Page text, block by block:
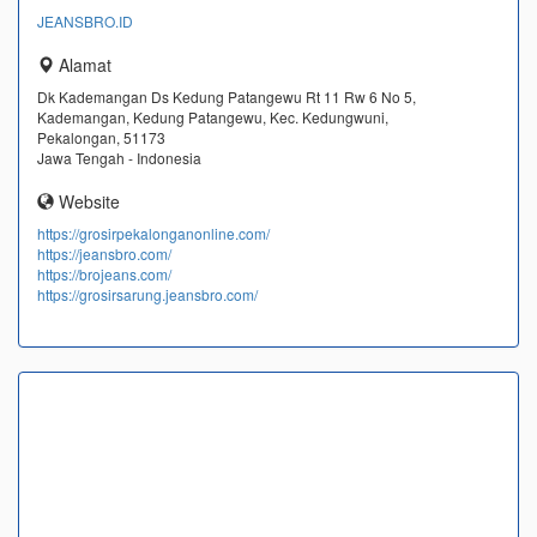
JEANSBRO.ID
Alamat
Dk Kademangan Ds Kedung Patangewu Rt 11 Rw 6 No 5,
Kademangan, Kedung Patangewu, Kec. Kedungwuni,
Pekalongan, 51173
Jawa Tengah - Indonesia
Website
https://grosirpekalonganonline.com/
https://jeansbro.com/
https://brojeans.com/
https://grosirsarung.jeansbro.com/